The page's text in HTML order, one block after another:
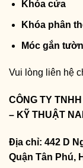
Khóa cửa
Khóa phân
Móc gắn
Vui lòng liên hệ
CÔNG TY
– KỸ THUẬT
Địa chỉ: 442 D
Quận Tân Phú,